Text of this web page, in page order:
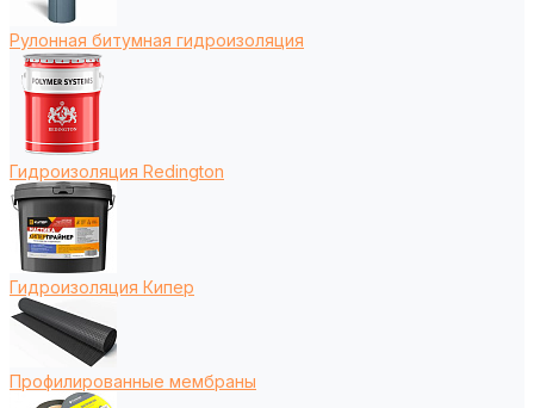
Рулонная битумная гидроизоляция
Гидроизоляция Redington
Гидроизоляция Кипер
Профилированные мембраны